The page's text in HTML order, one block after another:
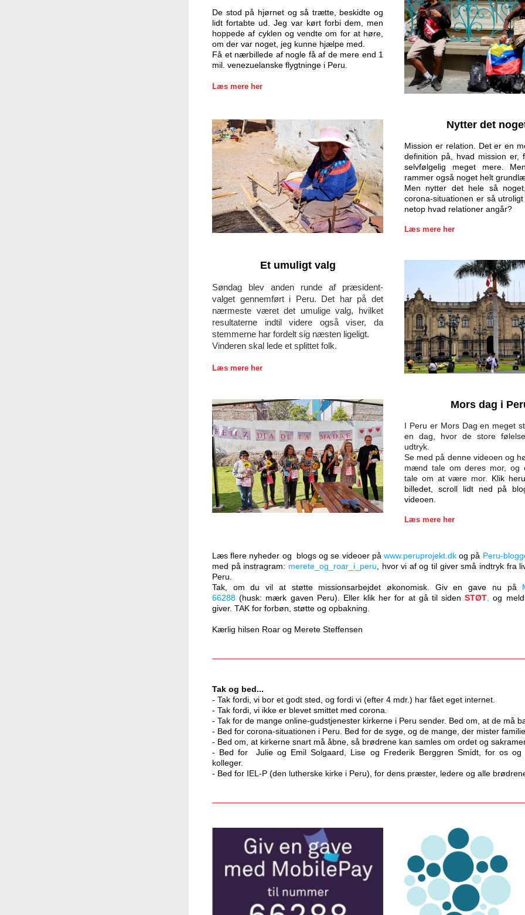
De stod på hjørnet og så trætte, beskidte og
lidt fortabte ud. Jeg var kørt forbi dem, men
hoppede af cyklen og vendte om for at høre,
om der var noget, jeg kunne hjælpe med.
Få et nærbillede af nogle få af de mere end 1
mil. venezuelanske flygtninge i Peru.
Læs mere her
Nytter det
Mission er relation. Det er en
definition på, hvad mission er,
selvfølgelig meget mere.
rammer også noget helt
Men nytter det hele så
corona-situationen er så
netop hvad relationer angår?
Læs mere her
Et umuligt valg
Søndag blev anden runde af præsident-
valget gennemført i Peru. Det har på det
nærmeste været det umulige valg, hvilket
resultaterne indtil videre også viser, da
stemmerne har fordelt sig næsten ligeligt.
Vinderen skal lede et splittet folk.
Læs mere her
Mors dag i
I Peru er Mors Dag en meget
en dag, hvor de store
udtryk.
Se med på denne videoen og
mænd tale om deres mor, og
tale om at være mor. Klik
billedet, scroll lidt ned på
videoen.
Læs mere her
Læs flere nyheder og  blogs og se videoer på www.peruprojekt.dk og på Peru-
med på instragram: merete_og_roar_i_peru , hvor vi af og til giver små indtryk fra
Peru.
Tak, om du vil at støtte missionsarbejdet økonomisk. Giv en gave nu på
66288 (husk: mærk gaven Peru). Eller klik her for at gå til siden STØT , og
giver. TAK for forbøn, støtte og opbakning.
Kærlig hilsen Roar og Merete Steffensen
Tak og bed...
- Tak fordi, vi bor et godt sted, og fordi vi (efter 4 mdr.) har fået eget internet.
- Tak fordi, vi ikke er blevet smittet med corona.
- Tak for de mange online-gudstjenester kirkerne i Peru sender. Bed om, at de må
- Bed for corona-situationen i Peru. Bed for de syge, og de mange, der mister
- Bed om, at kirkerne snart må åbne, så brødrene kan samles om ordet og
- Bed for  Julie og Emil Solgaard, Lise og Frederik Berggren Smidt, for os og
kolleger.
- Bed for IEL-P (den lutherske kirke i Peru), for dens præster, ledere og alle